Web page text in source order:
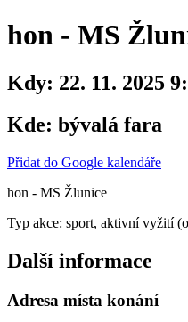
hon - MS
Kdy: 22. 11. 2025
Kde: bývalá fara
Přidat do Google kalendáře
hon - MS Žlunice
Typ akce: sport, aktivní vyžití
Další informace
Adresa místa konání